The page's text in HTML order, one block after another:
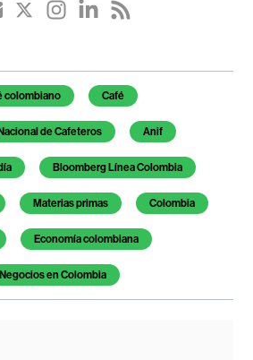
colombiano Café
de Cafeteros Anif
Bloomberg Línea Colombia
Materias primas Colombia
Economía colombiana
Negocios en Colombia